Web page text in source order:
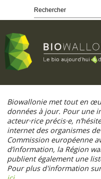
contenu
principal
Biowallonie met tout en
données à jour. Pour une
acteur·rice précis·e,
internet des organismes
Commission européenne
d’information, la Région
publient également une
Pour plus d'information